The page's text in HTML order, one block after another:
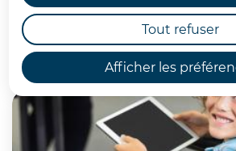
Afficher les
Tout refuser
Accueil